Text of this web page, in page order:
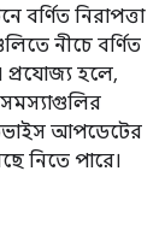
বর্ণিত নিরাপত্তা
নীচে বর্ণিত
প্রযোজ্য হলে,
আপডেটের
নিতে পারে।